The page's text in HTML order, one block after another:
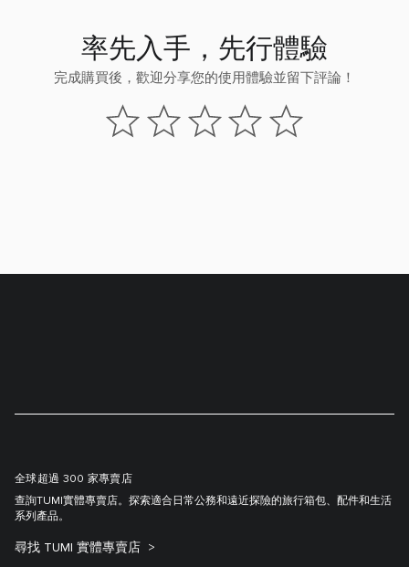
率先入手，先行體驗
完成購買後，歡迎分享您的使用體驗並留下評論！
全球超過 300 家專賣店
查詢TUMI實體專賣店。探索適合日常公務和遠近探險的旅行箱包、配件和生活
系列產品。
尋找 TUMI 實體專賣店